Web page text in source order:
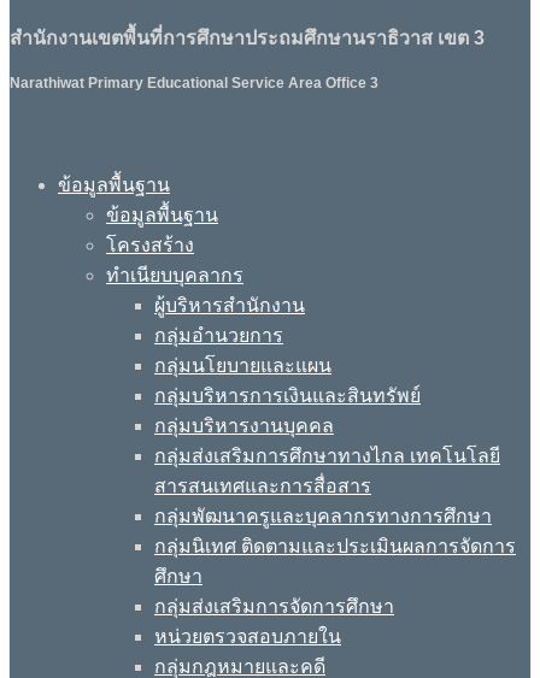
สำนักงานเขตพื้นที่การศึกษาประถมศึกษานราธิวาส เขต 3
Narathiwat Primary Educational Service Area Office 3
ข้อมูลพื้นฐาน
ข้อมูลพื้นฐาน
โครงสร้าง
ทำเนียบบุคลากร
ผู้บริหารสำนักงาน
กลุ่มอำนวยการ
กลุ่มนโยบายและแผน
กลุ่มบริหารการเงินและสินทรัพย์
กลุ่มบริหารงานบุคคล
กลุ่มส่งเสริมการศึกษาทางไกล เทคโนโลยี
สารสนเทศและการสื่อสาร
กลุ่มพัฒนาครูและบุคลากรทางการศึกษา
กลุ่มนิเทศ ติดตามและประเมินผลการจัดการ
ศึกษา
กลุ่มส่งเสริมการจัดการศึกษา
หน่วยตรวจสอบภายใน
กลุ่มกฎหมายและคดี